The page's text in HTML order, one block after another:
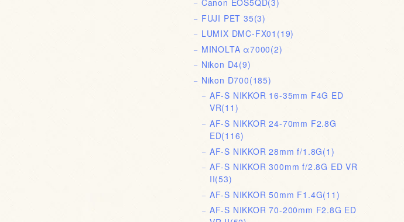
FUJI PET 35(3)
LUMIX DMC-FX01 (19)
MINOLTA α7000(2)
Nikon D4(9)
Nikon D700(185)
AF-S NIKKOR 16-35mm F4G ED
VR(11)
AF-S NIKKOR 24-70mm F2.8G
ED(116)
AF-S NIKKOR 28mm f/1.8G(1)
AF-S NIKKOR 300mm f/2.8G ED VR
II(53)
AF-S NIKKOR 50mm F1.4G(11)
AF-S NIKKOR 70-200mm F2.8G ED